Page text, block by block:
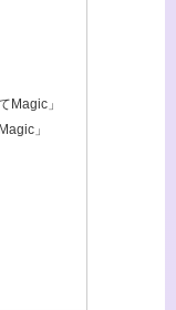
Magic」
」